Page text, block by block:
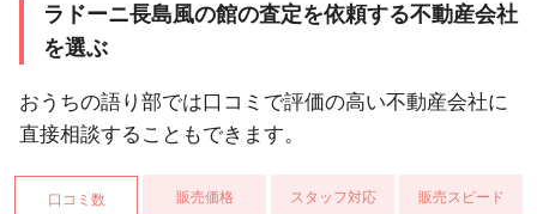
ラドーニ長島風の館の査定を依頼する不動産会社
を選ぶ
おうちの語り部では口コミで評価の高い不動産会社に
直接相談することもできます。
口コミ数 販売価格 スタッフ対応 販売スピード